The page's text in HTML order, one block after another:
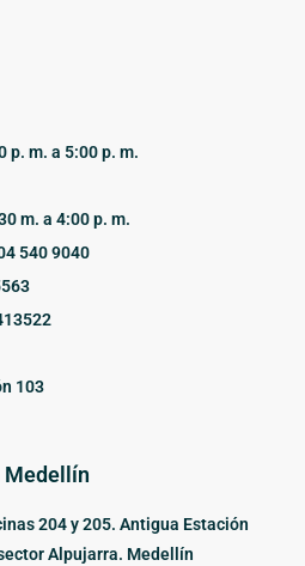
p. m. a 5:00 p. m.
m. a 4:00 p. m.
540 9040
103
Medellín
204 y 205. Antigua Estación
Alpujarra. Medellín